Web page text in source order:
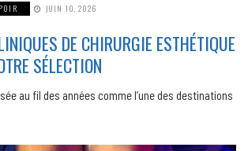
JUIN 10, 2026
DE CHIRURGIE ESTHÉTIQUE
SÉLECTION
au fil des années comme l’une des destinations